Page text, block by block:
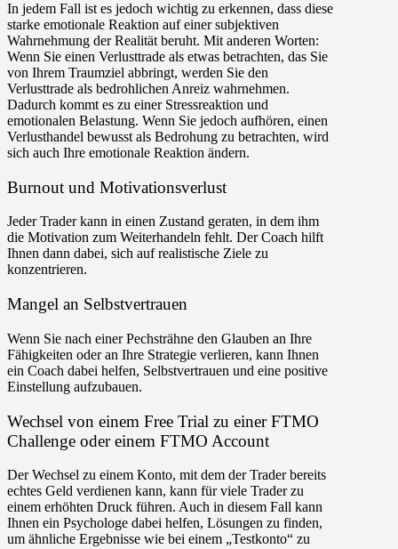
In jedem Fall ist es jedoch wichtig zu erkennen, dass diese
starke emotionale Reaktion auf einer subjektiven
Wahrnehmung der Realität beruht. Mit anderen Worten:
Wenn Sie einen Verlusttrade als etwas betrachten, das Sie
von Ihrem Traumziel abbringt, werden Sie den
Verlusttrade als bedrohlichen Anreiz wahrnehmen.
Dadurch kommt es zu einer Stressreaktion und
emotionalen Belastung. Wenn Sie jedoch aufhören, einen
Verlusthandel bewusst als Bedrohung zu betrachten, wird
sich auch Ihre emotionale Reaktion ändern.
Burnout und Motivationsverlust
Jeder Trader kann in einen Zustand geraten, in dem ihm
die Motivation zum Weiterhandeln fehlt. Der Coach hilft
Ihnen dann dabei, sich auf realistische Ziele zu
konzentrieren.
Mangel an Selbstvertrauen
Wenn Sie nach einer Pechsträhne den Glauben an Ihre
Fähigkeiten oder an Ihre Strategie verlieren, kann Ihnen
ein Coach dabei helfen, Selbstvertrauen und eine positive
Einstellung aufzubauen.
Wechsel von einem Free Trial zu einer FTMO
Challenge oder einem FTMO Account
Der Wechsel zu einem Konto, mit dem der Trader bereits
echtes Geld verdienen kann, kann für viele Trader zu
einem erhöhten Druck führen. Auch in diesem Fall kann
Ihnen ein Psychologe dabei helfen, Lösungen zu finden,
um ähnliche Ergebnisse wie bei einem „Testkonto“ zu